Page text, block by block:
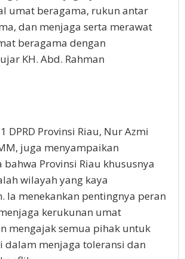
umat beragama, rukun antar
dan menjaga serta merawat
beragama dengan
KH. Abd. Rahman
DPRD Provinsi Riau, Nur Azmi
juga menyampaikan
Provinsi Riau khususnya
wilayah yang kaya
Ia menekankan pentingnya peran
kerukunan umat
mengajak semua pihak untuk
dalam menjaga toleransi dan